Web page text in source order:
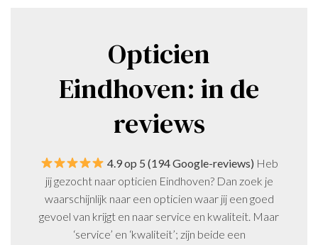
Opticien
Eindhoven: in de
reviews
4.9 op 5 (194 Google-reviews) Heb
jij gezocht naar opticien Eindhoven? Dan zoek je
waarschijnlijk naar een opticien waar jij een goed
gevoel van krijgt en naar service en kwaliteit. Maar
‘service’ en ‘kwaliteit’; zijn beide een